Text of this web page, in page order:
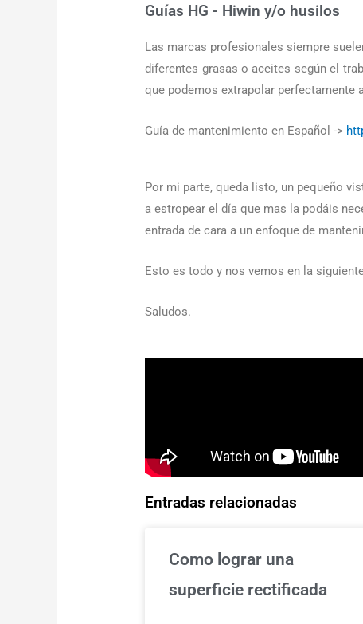
Guías HG - Hiwin y/o husilos
Las marcas profesionales siempre
diferentes grasas o aceites según el
que podemos extrapolar perfectamente
Guía de mantenimiento en Español ->
Por mi parte, queda listo, un pequeño
a estropear el día que mas la podáis
entrada de cara a un enfoque de
Esto es todo y nos vemos en la
Saludos.
Entradas relacionadas
Como lograr una
superficie rectificada